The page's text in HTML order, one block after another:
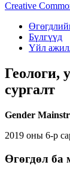
Creative
Бүлгүүд
Үйл
Геологи,
сургалт
Gender
2019 оны 6-р
Өгөгдөл ба